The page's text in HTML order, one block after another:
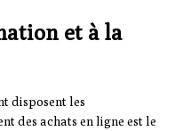
et à la
disposent les
des achats en ligne est le